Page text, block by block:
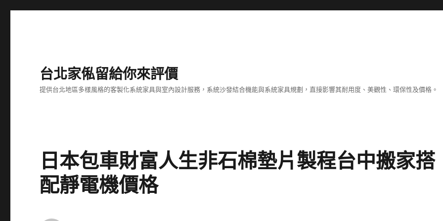
台北家俬留給你來評價
提供台北地區多樣風格的客製化系統家具與室內設計服務，系統沙發結合機能與系統家具規劃，直接影響其耐用度、美觀性、環保性及價格。
日本包車財富人生非石棉墊片製程台中搬家搭
配靜電機價格